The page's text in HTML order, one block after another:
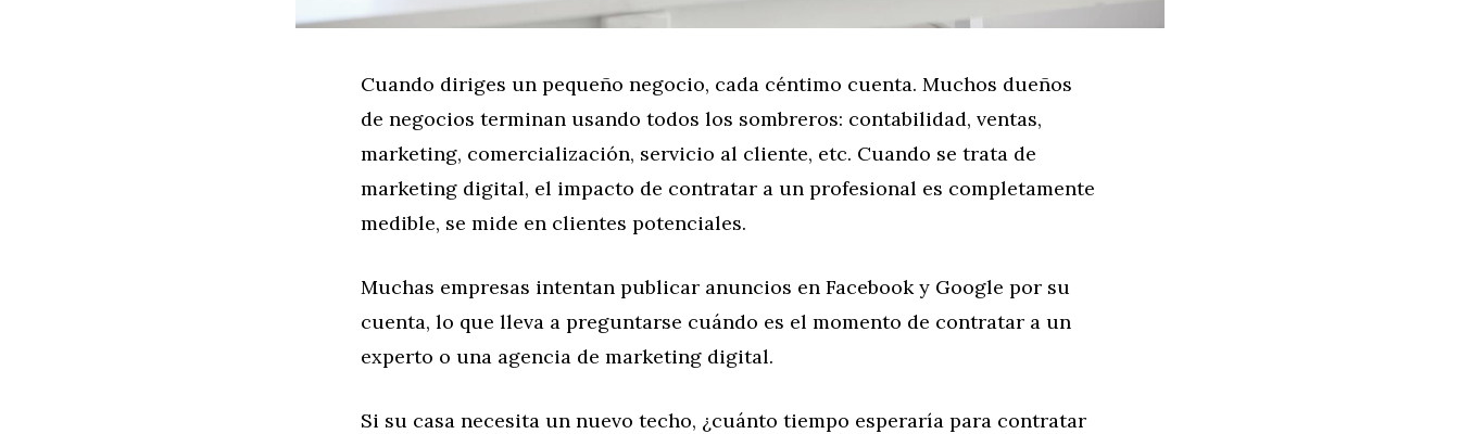
Cuando diriges un pequeño negocio, cada céntimo cuenta. Muchos dueños
de negocios terminan usando todos los sombreros: contabilidad, ventas,
marketing, comercialización, servicio al cliente, etc. Cuando se trata de
marketing digital, el impacto de contratar a un profesional es completamente
medible, se mide en clientes potenciales.
Muchas empresas intentan publicar anuncios en Facebook y Google por su
cuenta, lo que lleva a preguntarse cuándo es el momento de contratar a un
experto o una agencia de marketing digital.
Si su casa necesita un nuevo techo, ¿cuánto tiempo esperaría para contratar